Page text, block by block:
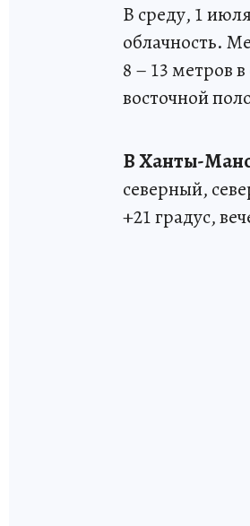
В среду, 1
облачность.
8 – 13 метров
восточной
В Ханты-
северный,
+21 градус,